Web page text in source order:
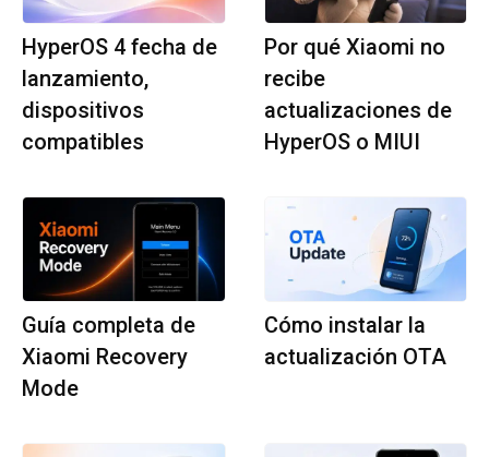
HyperOS 4 fecha de
lanzamiento,
dispositivos
compatibles
Por qué Xiaomi no
recibe
actualizaciones de
HyperOS o MIUI
Guía completa de
Xiaomi Recovery
Mode
Cómo instalar la
actualización OTA